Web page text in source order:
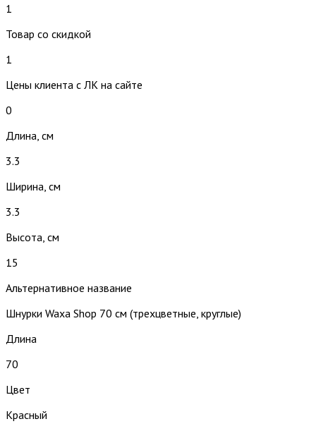
1
Товар со скидкой
1
Цены клиента с ЛК на сайте
0
Длина, см
3.3
Ширина, см
3.3
Высота, см
15
Альтернативное название
Шнурки Waxa Shop 70 см (трехцветные, круглые)
Длина
70
Цвет
Красный